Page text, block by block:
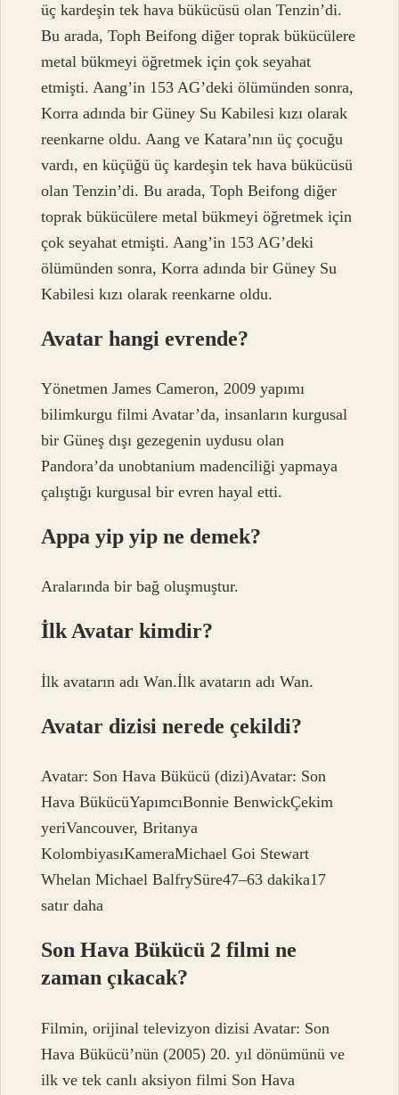
üç kardeşin tek hava bükücüsü olan Tenzin’di.
Bu arada, Toph Beifong diğer toprak bükücülere
metal bükmeyi öğretmek için çok seyahat
etmişti. Aang’in 153 AG’deki ölümünden sonra,
Korra adında bir Güney Su Kabilesi kızı olarak
reenkarne oldu. Aang ve Katara’nın üç çocuğu
vardı, en küçüğü üç kardeşin tek hava bükücüsü
olan Tenzin’di. Bu arada, Toph Beifong diğer
toprak bükücülere metal bükmeyi öğretmek için
çok seyahat etmişti. Aang’in 153 AG’deki
ölümünden sonra, Korra adında bir Güney Su
Kabilesi kızı olarak reenkarne oldu.
Avatar hangi evrende?
Yönetmen James Cameron, 2009 yapımı
bilimkurgu filmi Avatar’da, insanların kurgusal
bir Güneş dışı gezegenin uydusu olan
Pandora’da unobtanium madenciliği yapmaya
çalıştığı kurgusal bir evren hayal etti.
Appa yip yip ne demek?
Aralarında bir bağ oluşmuştur.
İlk Avatar kimdir?
İlk avatarın adı Wan.İlk avatarın adı Wan.
Avatar dizisi nerede çekildi?
Avatar: Son Hava Bükücü (dizi)Avatar: Son
Hava BükücüYapımcıBonnie BenwickÇekim
yeriVancouver, Britanya
KolombiyasıKameraMichael Goi Stewart
Whelan Michael BalfrySüre47–63 dakika17
satır daha
Son Hava Bükücü 2 filmi ne
zaman çıkacak?
Filmin, orijinal televizyon dizisi Avatar: Son
Hava Bükücü’nün (2005) 20. yıl dönümünü ve
ilk ve tek canlı aksiyon filmi Son Hava